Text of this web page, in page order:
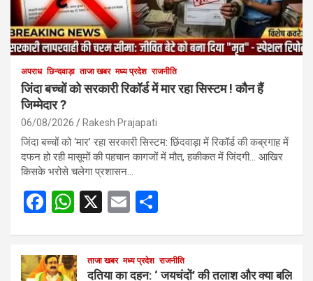
अपराध छिन्दवाड़ा ताजा खबर मध्य प्रदेश राजनीति
जिंदा बच्चों को सरकारी रिकॉर्ड में मार रहा सिस्टम ! कौन हैं
जिम्मेदार ?
06/08/2026 Rakesh Prajapati
जिंदा बच्चों को ‘मार’ रहा सरकारी सिस्टम: छिंदवाड़ा में रिकॉर्ड की कब्रगाह में
दफन हो रही मासूमों की पहचान कागजों में मौत, हकीकत में जिंदगी… आखिर
किसके भरोसे चलेगा प्रशासन…
F
b
W
s
X
E
e
ताजा खबर मध्य प्रदेश राजनीति
दतिया का दहन: ‘ जयचंदों’ की तलाश और क्या बलि